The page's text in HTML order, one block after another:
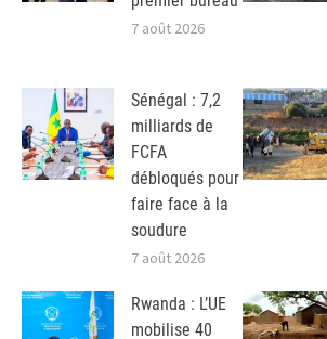
7 août 2026
Sénégal : 7,2
milliards de
FCFA
débloqués pour
faire face à la
soudure
7 août 2026
Rwanda : L’UE
mobilise 40